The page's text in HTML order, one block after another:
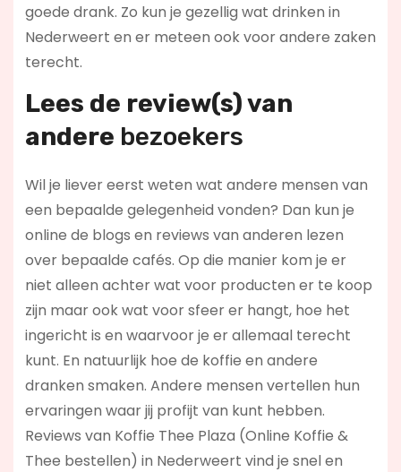
goede drank. Zo kun je gezellig wat drinken in
Nederweert en er meteen ook voor andere zaken
terecht.
Lees de review(s) van
andere bezoekers
Wil je liever eerst weten wat andere mensen van
een bepaalde gelegenheid vonden? Dan kun je
online de blogs en reviews van anderen lezen
over bepaalde cafés. Op die manier kom je er
niet alleen achter wat voor producten er te koop
zijn maar ook wat voor sfeer er hangt, hoe het
ingericht is en waarvoor je er allemaal terecht
kunt. En natuurlijk hoe de koffie en andere
dranken smaken. Andere mensen vertellen hun
ervaringen waar jij profijt van kunt hebben.
Reviews van Koffie Thee Plaza (Online Koffie &
Thee bestellen) in Nederweert vind je snel en